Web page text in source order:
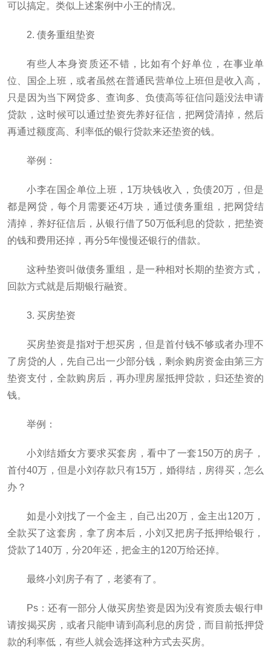
可以搞定。类似上述案例中小王的情况。
2. 债务重组垫资
有些人本身资质还不错，比如有个好单位，在事业单
位、国企上班，或者虽然在普通民营单位上班但是收入高，
只是因为当下网贷多、查询多、负债高等征信问题没法申请
贷款，这时候可以通过垫资先养好征信，把网贷清掉，然后
再通过额度高、利率低的银行贷款来还垫资的钱。
举例：
小李在国企单位上班，1万块钱收入，负债20万，但是
都是网贷，每个月需要还4万块，通过债务重组，把网贷结
清掉，养好征信后，从银行借了50万低利息的贷款，把垫资
的钱和费用还掉，再分5年慢慢还银行的借款。
这种垫资叫做债务重组，是一种相对长期的垫资方式，
回款方式就是后期银行融资。
3. 买房垫资
买房垫资是指对于想买房，但是首付钱不够或者办理不
了房贷的人，先自己出一少部分钱，剩余购房资金由第三方
垫资支付，全款购房后，再办理房屋抵押贷款，归还垫资的
钱。
举例：
小刘结婚女方要求买套房，看中了一套150万的房子，
首付40万，但是小刘存款只有15万，婚得结，房得买，怎么
办？
如是小刘找了一个金主，自己出20万，金主出120万，
全款买了这套房，拿了房本后，小刘又把房子抵押给银行，
贷款了140万，分20年还，把金主的120万给还掉。
最终小刘房子有了，老婆有了。
Ps：还有一部分人做买房垫资是因为没有资质去银行申
请按揭买房，或者只能申请到高利息的房贷，而目前抵押贷
款的利率低，有些人就会选择这种方式去买房。